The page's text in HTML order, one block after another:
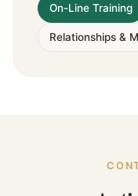
On-Line Training
Relationships &